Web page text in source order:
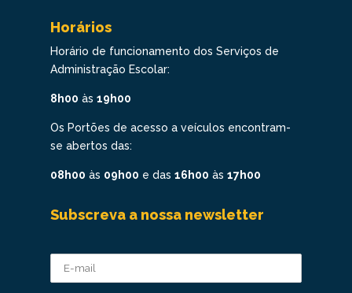
Horários
Horário de funcionamento dos Serviços de
Administração Escolar:
8h00 às 19h00
Os Portões de acesso a veículos encontram-
se abertos das:
08h00 às 09h00 e das 16h00 às 17h00
Subscreva a nossa newsletter